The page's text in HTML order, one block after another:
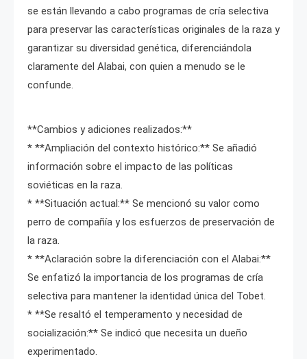
se están llevando a cabo programas de cría selectiva
para preservar las características originales de la raza y
garantizar su diversidad genética, diferenciándola
claramente del Alabai, con quien a menudo se le
confunde.
**Cambios y adiciones realizados:**
* **Ampliación del contexto histórico:** Se añadió
información sobre el impacto de las políticas
soviéticas en la raza.
* **Situación actual:** Se mencionó su valor como
perro de compañía y los esfuerzos de preservación de
la raza.
* **Aclaración sobre la diferenciación con el Alabai:**
Se enfatizó la importancia de los programas de cría
selectiva para mantener la identidad única del Tobet.
* **Se resaltó el temperamento y necesidad de
socialización:** Se indicó que necesita un dueño
experimentado.